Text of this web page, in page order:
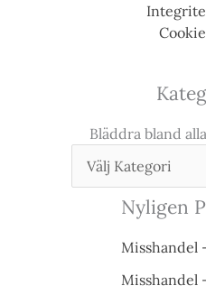
Bläddra bland
Nyligen
Misshandel
Misshandel